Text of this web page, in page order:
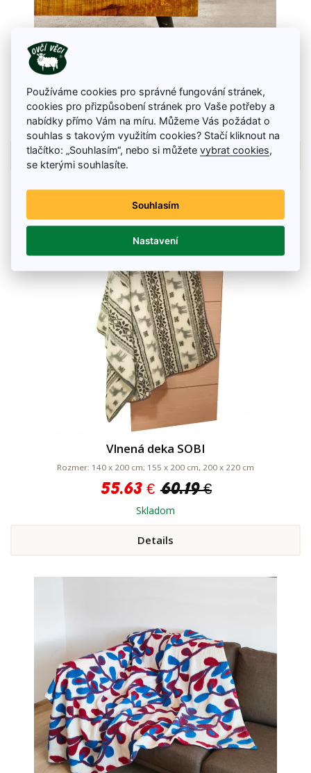
78.46 €
Skladom
Details
Vlnená deka SOBI
Rozmer: 140 x 200 cm; 155 x 200 cm, 200 x 220 cm
55.63 € 60.19 €
Skladom
Details
Používáme cookies pro správné fungování stránek,
cookies pro přizpůsobení stránek pro Vaše potřeby a
nabídky přímo Vám na míru. Můžeme Vás požádat o
souhlas s takovým využitím cookies? Stačí kliknout na
tlačítko: „Souhlasím“, nebo si můžetevybrat cookies,
se kterými souhlasíte.
Souhlasím
Nastavení